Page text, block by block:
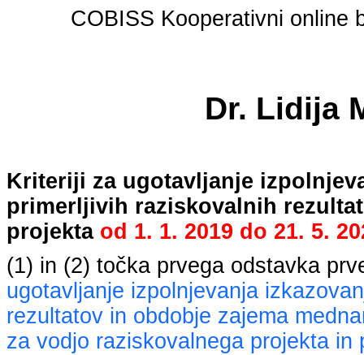
COBISS Kooperativni online
Dr. Lidija
Kriteriji za ugotavljanje
primerljivih raziskovalnih
projekta od 1. 1. 2019 do 21. 5.
(1) in (2) točka prvega odstavka
ugotavljanje izpolnjevanja
rezultatov in obdobje zajema
za vodjo raziskovalnega projekta in